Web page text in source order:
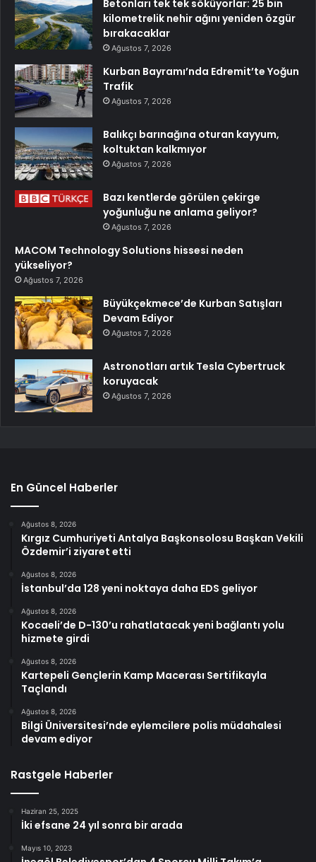
Betonları tek tek söküyorlar: 25 bin
kilometrelik nehir ağını yeniden özgür
bırakacaklar
Ağustos 7, 2026
Kurban Bayramı’nda Edremit’te Yoğun
Trafik
Ağustos 7, 2026
Balıkçı barınağına oturan kayyum,
koltuktan kalkmıyor
Ağustos 7, 2026
Bazı kentlerde görülen çekirge
yoğunluğu ne anlama geliyor?
Ağustos 7, 2026
MACOM Technology Solutions hissesi neden
yükseliyor?
Ağustos 7, 2026
Büyükçekmece’de Kurban Satışları
Devam Ediyor
Ağustos 7, 2026
Astronotları artık Tesla Cybertruck
koruyacak
Ağustos 7, 2026
En Güncel Haberler
Ağustos 8, 2026
Kırgız Cumhuriyeti Antalya Başkonsolosu Başkan Vekili
Özdemir’i ziyaret etti
Ağustos 8, 2026
İstanbul’da 128 yeni noktaya daha EDS geliyor
Ağustos 8, 2026
Kocaeli’de D-130’u rahatlatacak yeni bağlantı yolu
hizmete girdi
Ağustos 8, 2026
Kartepeli Gençlerin Kamp Macerası Sertifikayla
Taçlandı
Ağustos 8, 2026
Bilgi Üniversitesi’nde eylemcilere polis müdahalesi
devam ediyor
Rastgele Haberler
Haziran 25, 2025
İki efsane 24 yıl sonra bir arada
Mayıs 10, 2023